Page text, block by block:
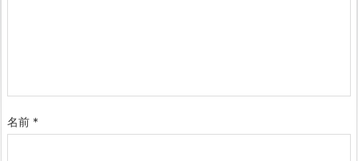
名前 *